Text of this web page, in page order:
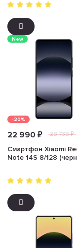
New
-20%
22 990 ₽ 28 738 ₽
Смартфон Xiaomi
Note 14S 8/128